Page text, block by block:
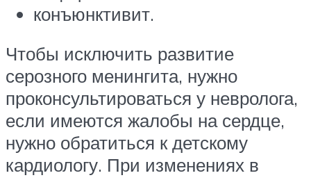
конъюнктивит.
Чтобы исключить развитие
серозного менингита, нужно
проконсультироваться у невролога,
если имеются жалобы на сердце,
нужно обратиться к детскому
кардиологу. При изменениях в